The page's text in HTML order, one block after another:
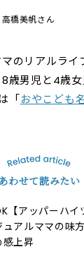
橋美帆さん
のリアルライ
歳男児と4歳
「おやこども
あわせて読みたい
【アッパーハイ
アルママの味
感上昇